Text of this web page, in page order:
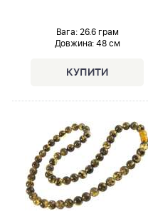
Вага: 26.6 грам
Довжина: 48 см